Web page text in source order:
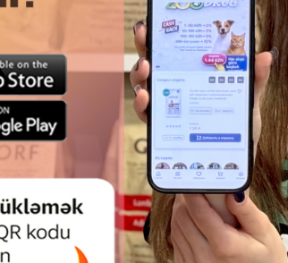
ANIMONDA VOM FEINSTEN
ADULT-MARAL ƏTI ILƏ
ANGUS